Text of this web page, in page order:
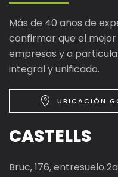
Más de 40 años de
confirmar que el
empresas y a
integral y unificado.
UBICACIÓN
CASTELLS
Bruc, 176, entresuelo